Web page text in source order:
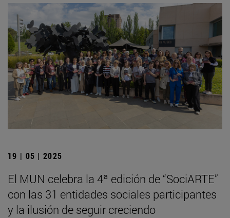
19 | 05 | 2025
El MUN celebra la 4ª edición de “SociARTE”
con las 31 entidades sociales participantes
y la ilusión de seguir creciendo